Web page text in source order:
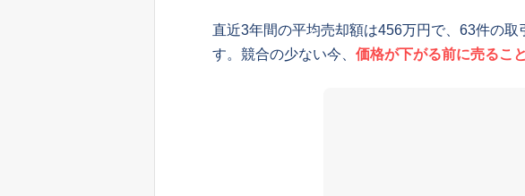
直近3年間の平均売却額は456万円で、63件の取
す。競合の少ない今、 価格が下がる前に売ること